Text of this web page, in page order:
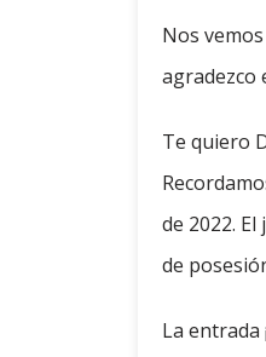
Nos
agradezco
Te quiero
de 2022.
de
La entrada